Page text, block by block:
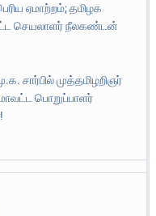
ஏமாற்றம்; தமிழக
செயலாளர் நீலகண்டன்
சார்பில் முத்தமிழறிஞர்
பொறுப்பாளர்